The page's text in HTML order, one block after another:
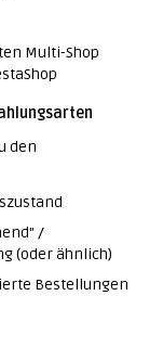
Multi-Shop
den
/
(oder ähnlich)
Bestellungen